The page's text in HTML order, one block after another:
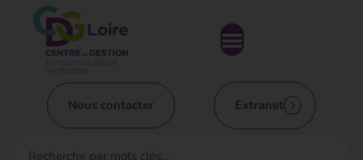
Nous contacter Extranet